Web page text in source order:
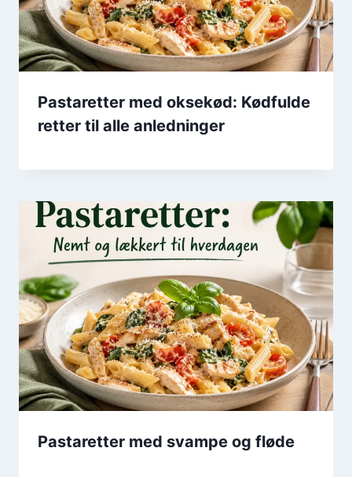
Pastaretter med oksekød: Kødfulde
retter til alle anledninger
Pastaretter med svampe og fløde